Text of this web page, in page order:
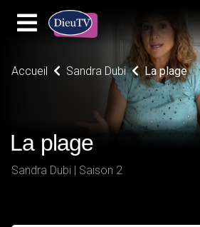
Accueil Sandra Dubi La plage
La plage
Sandra Dubi | Saison 2